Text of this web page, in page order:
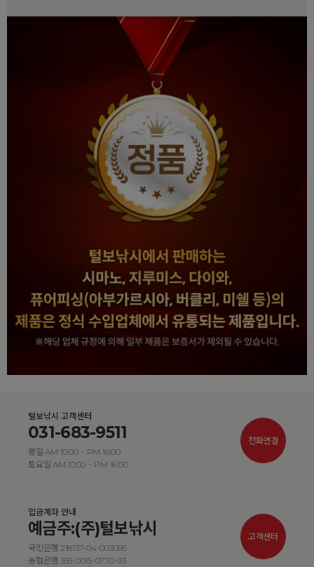
털보낚시 고객센터
031-683-9511
평일 AM 10:00 ~ PM 16:00
토요일 AM 10:00 ~ PM 16:00
전화연결
입금계좌 안내
예금주:(주)털보낚시
국민은행 218137-04-003095
농협은행 355-0015-0770-93
고객센터